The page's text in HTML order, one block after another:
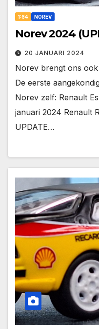
1:64 NOREV
Norev 2024
20 JANUARI 2024
Norev brengt ons
De eerste
Norev zelf: Renault
januari 2024 Renault
UPDATE…